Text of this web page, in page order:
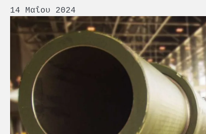
14 Μαΐου 2024